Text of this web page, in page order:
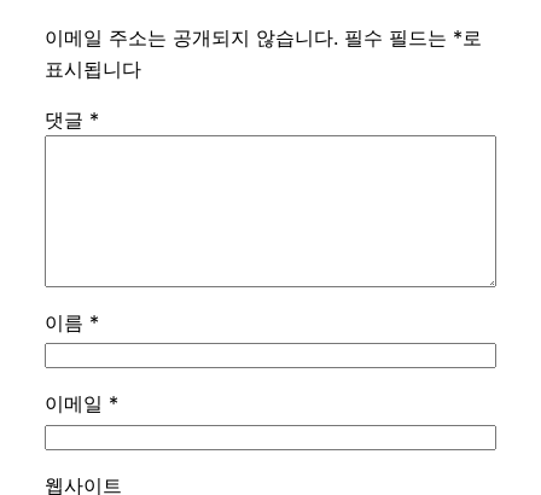
이메일 주소는 공개되지 않습니다. 필수 필드는 *로
표시됩니다
댓글 *
이름 *
이메일 *
웹사이트